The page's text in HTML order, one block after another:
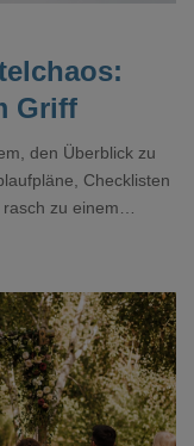
Griff
den Überblick zu
Checklisten
zu einem
kurz vor einem Event
Gefühl.